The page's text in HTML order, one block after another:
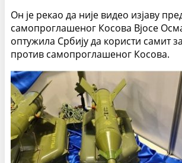
Он је рекао да није видео изјаву
самопроглашеног Косова Вјосе
оптужила Србију да користи самит
против самопроглашеног Косова.